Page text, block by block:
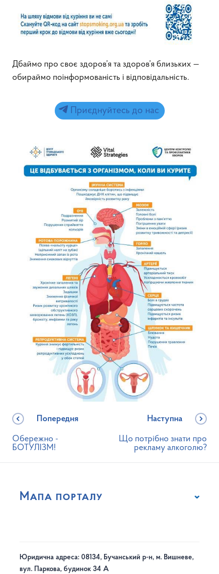
Дбаймо про своє здоров’я та здоров’я близьких —
обираймо поінформованість і відповідальність.
Приєднуйтесь до нас
Попередня
Обережно -
БОТУЛІЗМ!
Наступна
Що потрібно знати про
рекламу алкоголю?
Мапа порталу
Юридична адреса: 08134, Бучанський р-н, м. Вишневе,
вул. Паркова, будинок 34 А